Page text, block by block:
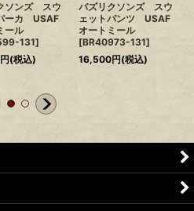
ソンズ スウ
ーカ USAF
ール
131]
円(税込)
バズリクソンズ スウ
ェットパンツ USAF
オートミール
[BR40973-131]
16,500円(税込)